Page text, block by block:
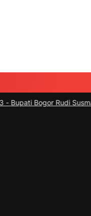
Rudi Susmanto